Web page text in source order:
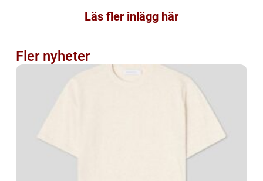
Läs fler inlägg här
Fler nyheter